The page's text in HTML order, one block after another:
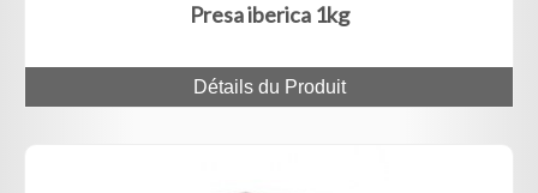
Presa iberica 1kg
Détails du Produit